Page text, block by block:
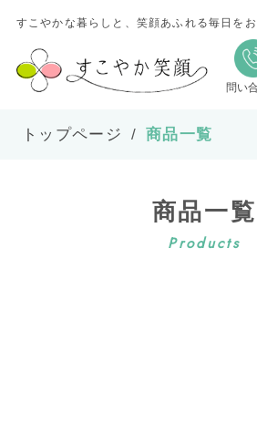
すこやかな暮らしと、笑顔あふれる毎日をお
問い
トップページ 商品一覧
商品一覧
Products
並び替え